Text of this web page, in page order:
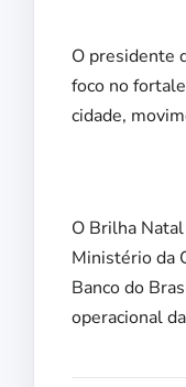
O presidente
foco no
cidade,
O Brilha
Ministério da
Banco do
operacional